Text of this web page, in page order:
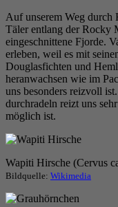
Auf unserem Weg durch
Täler entlang der Rocky
eingeschnittene Fjorde.
erleben, weil es mit
Douglasfichten und
heranwachsen wie im
uns besonders reizvoll
durchradeln reizt uns
möglich ist.
Wapiti Hirsche (Cervus
Bildquelle: Wikimedia